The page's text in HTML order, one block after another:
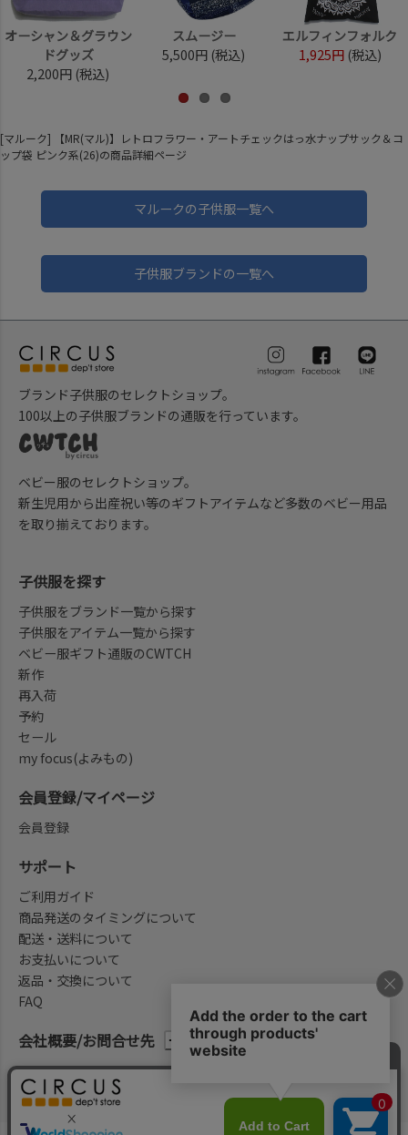
オーシャン＆グラウン
ドグッズ
2,200円 (税込)
スムージー
5,500円 (税込)
エルフィンフォルク
1,925円 (税込)
[マルーク] 【MR(マル)】レトロフラワー・アートチェックはっ水ナップサック＆コ
ップ袋 ピンク系(26)の商品詳細ページ
マルークの子供服一覧へ
子供服ブランドの一覧へ
ブランド子供服のセレクトショップ。
100以上の子供服ブランドの通販を行っています。
ベビー服のセレクトショップ。
新生児用から出産祝い等のギフトアイテムなど多数のベビー用品
を取り揃えております。
会社概要/お問合せ先
子供服を探す
子供服をブランド一覧から探す
子供服をアイテム一覧から探す
ベビー服ギフト通販のCWTCH
新作
再入荷
予約
セール
my focus(よみもの)
会員登録/マイページ
会員登録
サポート
ご利用ガイド
商品発送のタイミングについて
配送・送料について
お支払いについて
返品・交換について
FAQ
法律に基づく表示 プライバシーポリシー